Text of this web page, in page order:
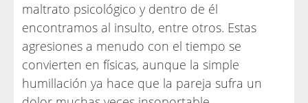
maltrato psicológico y dentro de él
encontramos al insulto, entre otros. Estas
agresiones a menudo con el tiempo se
convierten en físicas, aunque la simple
humillación ya hace que la pareja sufra un